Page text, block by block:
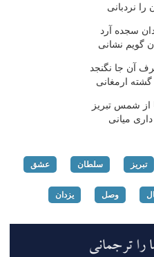
را نردبانی
سجده آرد
گویم نشانی
آن جا نگنجد
ارمغانی
شمس تبریز
داری میانی
تبریز سلطان عشق
وصل یزدان